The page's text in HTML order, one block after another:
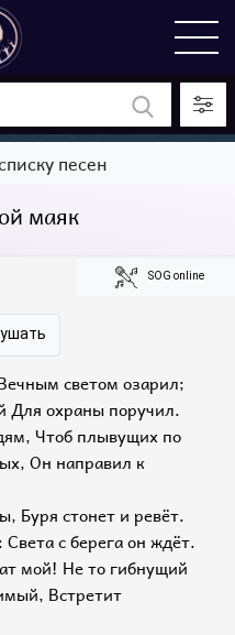
песен
маяк
SOG online
светом озарил;
охраны поручил.
Чтоб плывущих по
Он направил к
Буря стонет и ревёт.
с берега он ждёт.
мой! Не то гибнущий
Встретит